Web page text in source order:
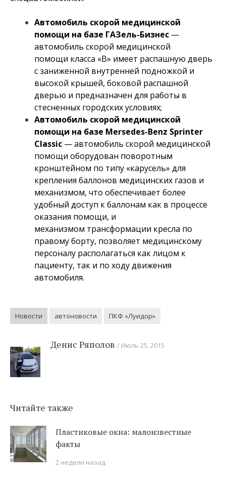
Автомобиль скорой медицинской
помощи на базе ГАЗель-Бизнес —
автомобиль скорой медицинской
помощи класса «В» имеет распашную дверь
с заниженной внутренней подножкой и
высокой крышей, боковой распашной
дверью и предназначен для работы в
стесненных городских условиях;
Автомобиль скорой медицинской
помощи на базе Mersedes-Benz Sprinter
Classic — автомобиль скорой медицинской
помощи оборудован поворотным
кронштейном по типу «карусель» для
крепления баллонов медицинских газов и
механизмом, что обеспечивает более
удобный доступ к баллонам как в процессе
оказания помощи, и
механизмом трансформации кресла по
правому борту, позволяет медицинскому
персоналу располагаться как лицом к
пациенту, так и по ходу движения
автомобиля.
Новости автоновости ПКФ «Луидор»
Денис Ряполов Июль 25, 2015
Читайте также
Пластиковые окна: малоизвестные
факты
2 недели назад